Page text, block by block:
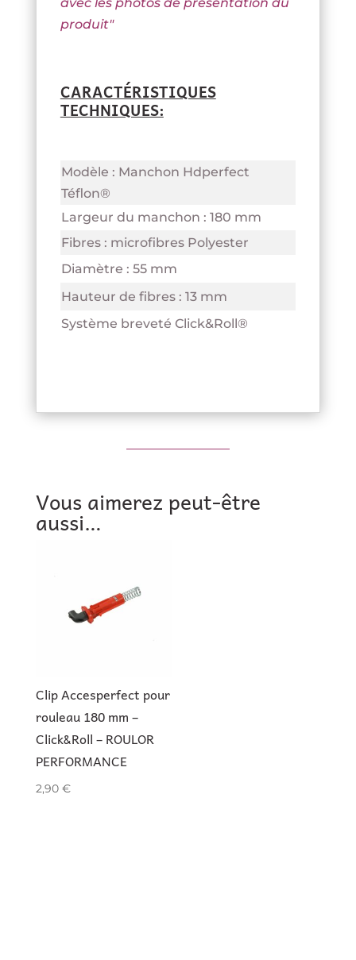
produit"
CARACTÉRISTIQUES
TECHNIQUES:
Modèle : Manchon Hdperfect
Téflon®
Largeur du manchon : 180 mm
Fibres : microfibres Polyester
Diamètre : 55 mm
Hauteur de fibres : 13 mm
Système breveté Click&Roll®
Vous aimerez peut-être
aussi…
Clip Accesperfect pour
rouleau 180 mm –
Click&Roll – ROULOR
PERFORMANCE
2,90 €